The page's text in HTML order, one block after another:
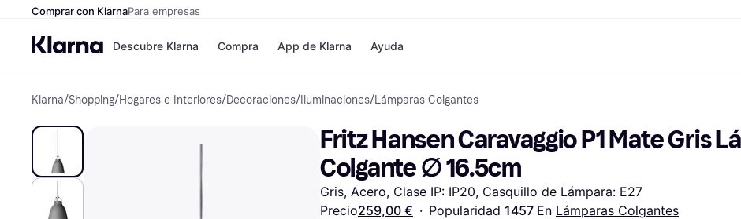
Comprar con KlarnaPara empresas
Descubre Klarna
Formas de pago
Paga ahora
Paga en 3 plazos
Paga en 30 días
Financiación
Klarna en Apple Pay
Compras y recompensas
Directorio de tiendas
Suscripciones
Invita a un amigo
Saldo
Cuentas de ahorro
Cuenta Flex
Depósito a plazo fijo
Compra
Tiendas
Zalando Prive
JD Sports
Compra y compara precios
Belleza
Ropa
Juguetes
Hogares e Interiores
Audio y Video
Deportes y Aire libre
Teléfonos & Wearables
Niños y Familia
Electrodomésticos de
Cocina
App de Klarna Ayuda
Klarna/Shopping/Hogares e Interiores/Decoraciones/ Iluminaciones/Lámparas Colgantes
Fritz Hansen Caravaggio P1 Mate Gris
Colgante ∅ 16.5cm
Gris, Acero, Clase IP: IP20, Casquillo de Lámpara: E27
Precio259,00 € · Popularidad 1457 En Lámparas Colgantes